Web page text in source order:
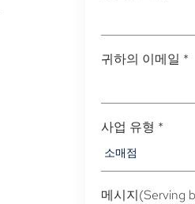
귀하의 이메일 *
사업 유형 *
메시지(Serving